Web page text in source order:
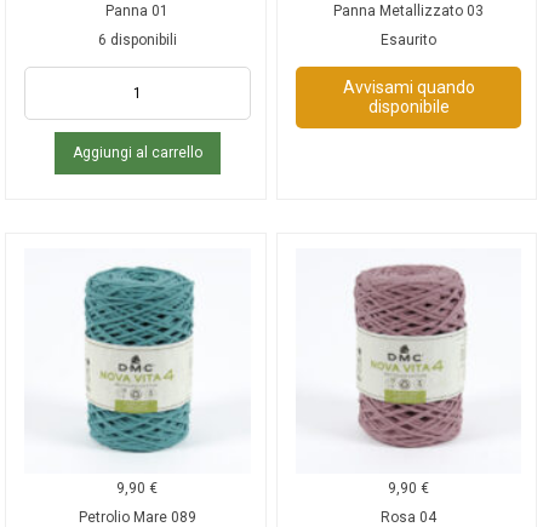
Panna 01
6 disponibili
Aggiungi al carrello
Panna Metallizzato 03
Esaurito
Avvisami quando
disponibile
9,90€
Petrolio Mare 089
9,90€
Rosa 04